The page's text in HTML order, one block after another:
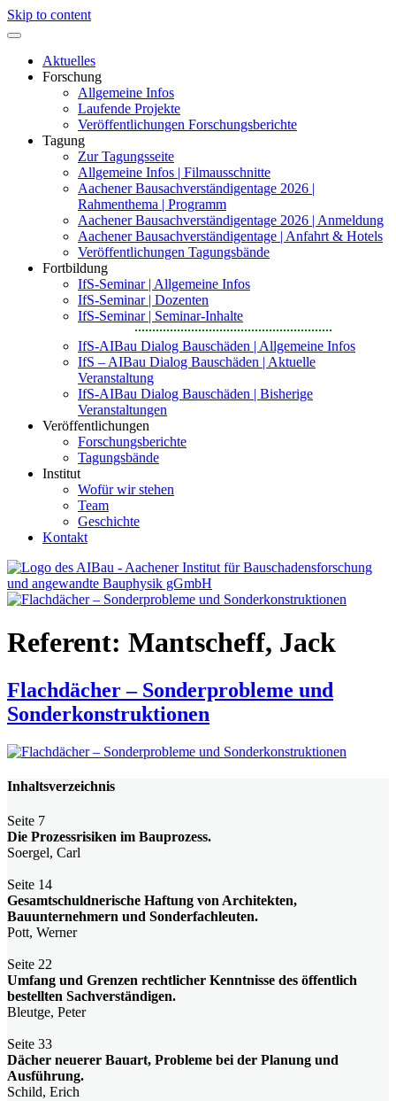
Skip to content
Aktuelles
Forschung
Allgemeine Infos
Laufende Projekte
Veröffentlichungen Forschungsberichte
Tagung
Zur Tagungsseite
Allgemeine Infos | Filmausschnitte
Aachener Bausachverständigentage 2026 |
Rahmenthema | Programm
Aachener Bausachverständigentage 2026 | Anmeldung
Aachener Bausachverständigentage | Anfahrt & Hotels
Veröffentlichungen Tagungsbände
Fortbildung
IfS-Seminar | Allgemeine Infos
IfS-Seminar | Dozenten
IfS-Seminar | Seminar-Inhalte
IfS-AIBau Dialog Bauschäden | Allgemeine Infos
IfS – AIBau Dialog Bauschäden | Aktuelle
Veranstaltung
IfS-AIBau Dialog Bauschäden | Bisherige
Veranstaltungen
Veröffentlichungen
Forschungsberichte
Tagungsbände
Institut
Wofür wir stehen
Team
Geschichte
Kontakt
angewandte Bauphysik
Referent: Mantscheff, Jack
Flachdächer – Sonderprobleme und
Sonderkonstruktionen
Inhaltsverzeichnis
Seite 7
Die Prozessrisiken im Bauprozess.
Soergel, Carl
Seite 14
Gesamtschuldnerische Haftung von Architekten,
Bauunternehmern und Sonderfachleuten.
Pott, Werner
Seite 22
Umfang und Grenzen rechtlicher Kenntnisse des öffentlich
bestellten Sachverständigen.
Bleutge, Peter
Seite 33
Dächer neuerer Bauart, Probleme bei der Planung und
Ausführung.
Schild, Erich